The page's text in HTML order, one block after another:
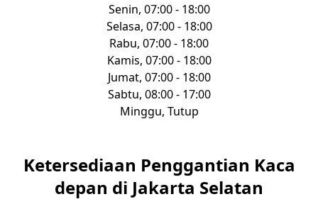
Senin, 07:00 - 18:00
Selasa, 07:00 - 18:00
Rabu, 07:00 - 18:00
Kamis, 07:00 - 18:00
Jumat, 07:00 - 18:00
Sabtu, 08:00 - 17:00
Minggu, Tutup
Ketersediaan Penggantian Kaca
depan di Jakarta Selatan